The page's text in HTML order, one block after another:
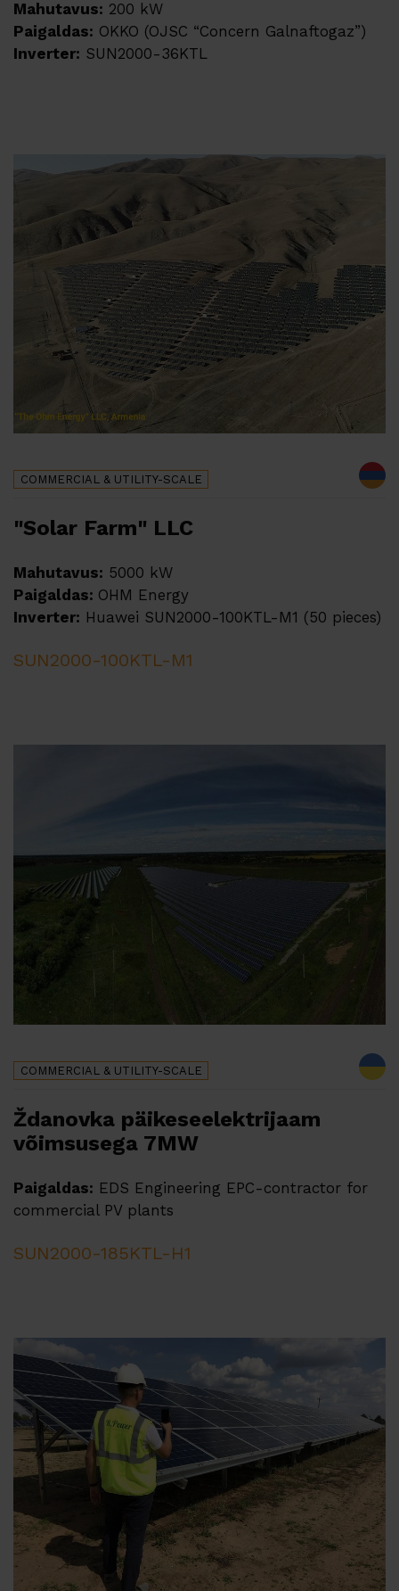
Mahutavus: 200 kW
Paigaldas: OKKO (OJSC “Concern Galnaftogaz”)
Inverter: SUN2000-36KTL
COMMERCIAL & UTILITY-SCALE
"Solar Farm" LLC
Mahutavus: 5000 kW
Paigaldas: OHM Energy
Inverter: Huawei SUN2000-100KTL-M1 (50 pieces)
SUN2000-100KTL-M1
COMMERCIAL & UTILITY-SCALE
Ždanovka päikeseelektrijaam
võimsusega 7MW
Paigaldas: EDS Engineering EPC-contractor for
commercial PV plants
SUN2000-185KTL-H1
Kontakt